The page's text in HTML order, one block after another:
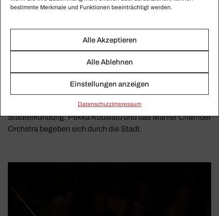
bestimmte Merkmale und Funktionen beeinträchtigt werden.
Alle Akzeptieren
Alle Ablehnen
Einstellungen anzeigen
Daten­schutzImpressum
Heidel­berg zum Klingen bringen
Der Heidelberger Frühling beginnt mit einer musikalischen
Stadterkundung: Pekka Kuusisto und das Mahler Chamber
Orchstra begeben sich durch die Stadt.